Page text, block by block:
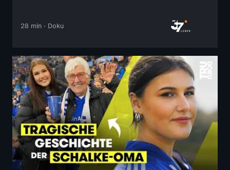
28 min · Doku